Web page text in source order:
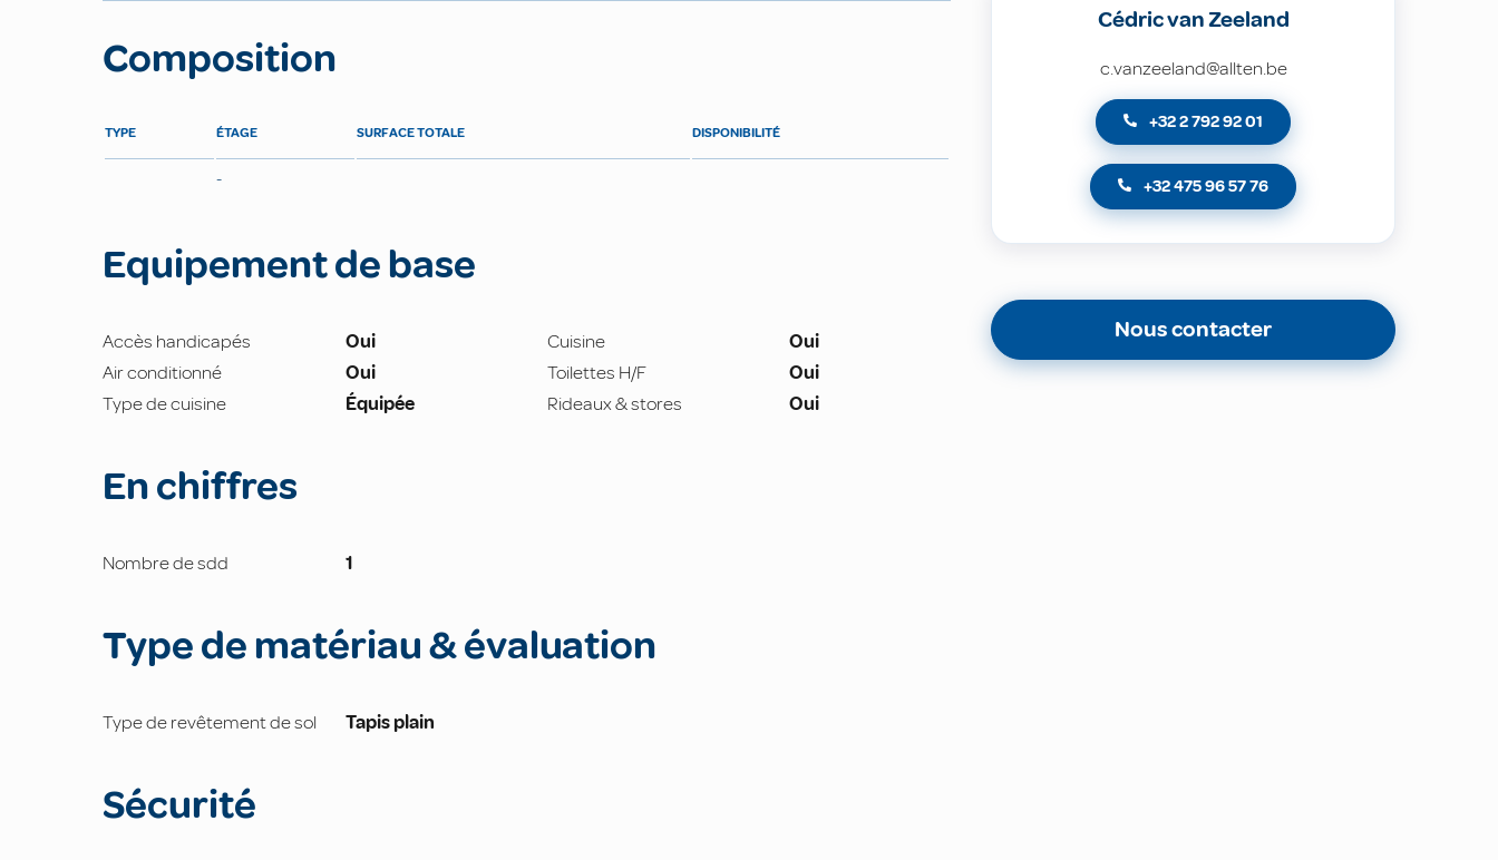
Composition
TYPE ÉTAGE SURFACE TOTALE DISPONIBILITÉ
-
Equipement de base
Accès handicapés Oui Cuisine
Oui
Air conditionné
Oui Toilettes H/F
Oui
Type de cuisine
Équipée Rideaux & stores Oui
En chiffres
Nombre de sdd 1
Type de matériau & évaluation
Type de revêtement de sol Tapis plain
Sécurité
Cédric van Zeeland
c.vanzeeland@allten.be
+32 2 792 92 01
+32 475 96 57 76
Nous contacter